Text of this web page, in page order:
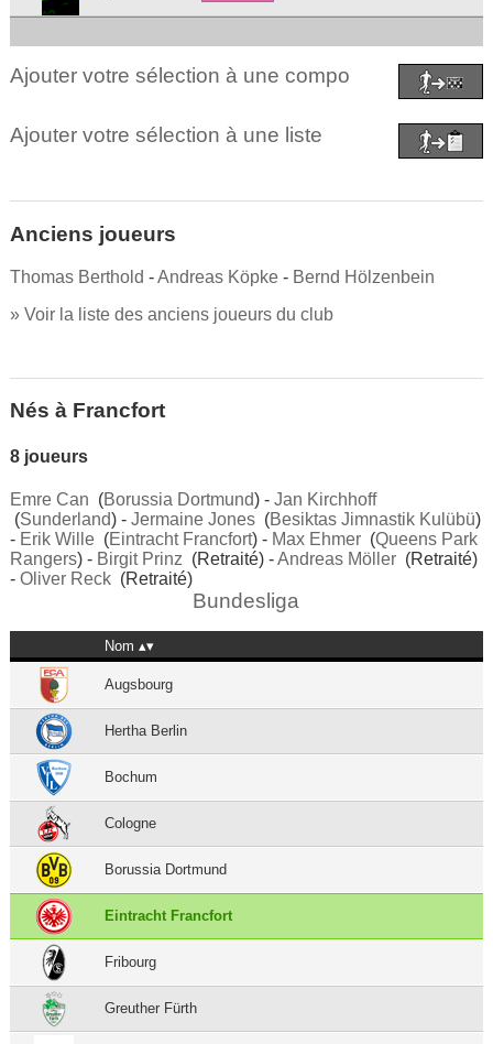
Ajouter votre sélection à une compo
Ajouter votre sélection à une liste
Anciens joueurs
Thomas Berthold -Andreas Köpke- Bernd Hölzenbein
» Voir la liste des anciens joueurs du club
Nés à Francfort
8 joueurs
Emre Can (Borussia Dortmund) - Jan Kirchhoff
(Sunderland) - Jermaine Jones(Besiktas Jimnastik Kulübü)
- Erik Wille(Eintracht Francfort) - Max Ehmer(Queens Park
Rangers) - Birgit Prinz (Retraité) -Andreas Möller(Retraité)
- Oliver Reck(Retraité)
Bundesliga
Nom
Augsbourg
Hertha Berlin
Bochum
Cologne
Borussia Dortmund
Eintracht Francfort
Fribourg
Greuther Fürth